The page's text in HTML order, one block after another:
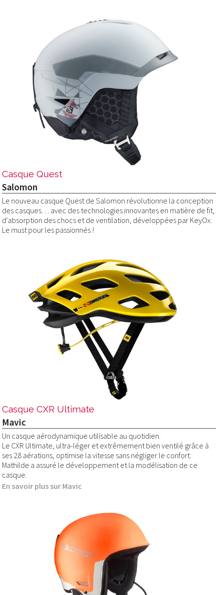
Casque Quest
Salomon
Le nouveau casque Quest de Salomon révolutionne la conception
des casques… avec des technologies innovantes en matière de fit,
d'absorption des chocs et de ventilation, développées par KeyOx.
Le must pour les passionnés !
Casque CXR Ultimate
Mavic
Un casque aérodynamique utilisable au quotidien.
Le CXR Ultimate, ultra-léger et extrêmement bien ventilé grâce à
ses 28 aérations, optimise la vitesse sans négliger le confort.
Mathilde a assuré le développement et la modélisation de ce
casque.
En savoir plus sur Mavic